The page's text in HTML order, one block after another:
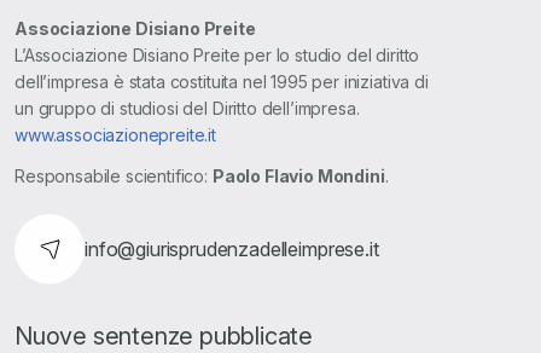
Associazione Disiano Preite
L’Associazione Disiano Preite per lo studio del diritto
dell’impresa è stata costituita nel 1995 per iniziativa di
un gruppo di studiosi del Diritto dell’impresa.
www.associazionepreite.it
Responsabile scientifico: Paolo Flavio Mondini.
info@giurisprudenzadelleimprese.it
Nuove sentenze pubblicate